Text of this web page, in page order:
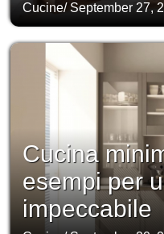
Cucine/September 27,
Cucina
esempi per
impeccabile